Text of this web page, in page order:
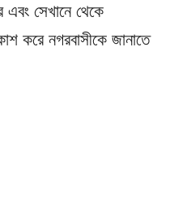
এবং সেখানে থেকে
করে নগরবাসীকে জানাতে